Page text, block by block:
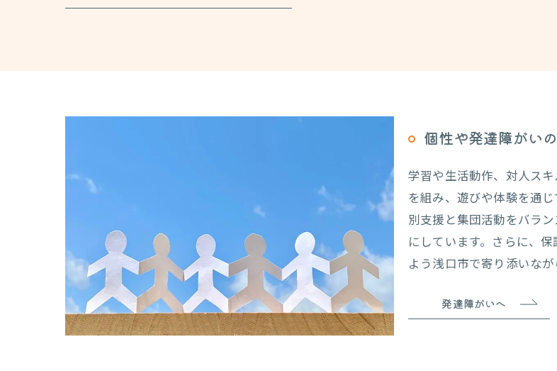
個性や発達障がい
学習や生活動作、対人ス
を組み、遊びや体験を通
別支援と集団活動をバラ
にしています。さらに、
よう浅口市で寄り添いなが
発達障がいへ